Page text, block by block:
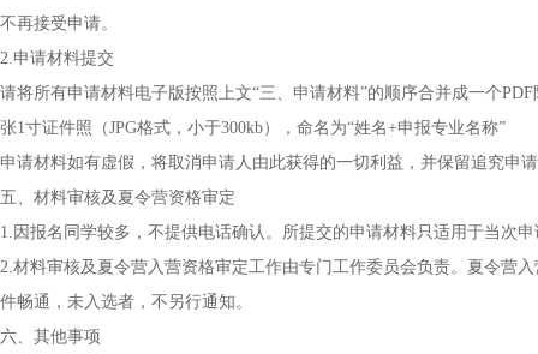
不再接受申请。
2.申请材料提交
请将所有申请材料电子版按照上文“三、申请材料”的顺序合并成一个
张1寸证件照（JPG格式，小于300kb），命名为“姓名+申报专业名称”
申请材料如有虚假，将取消申请人由此获得的一切利益，并保留追究申
五、材料审核及夏令营资格审定
1.因报名同学较多，不提供电话确认。所提交的申请材料只适用于当次申
2.材料审核及夏令营入营资格审定工作由专门工作委员会负责。夏令营
件畅通，未入选者，不另行通知。
六、其他事项